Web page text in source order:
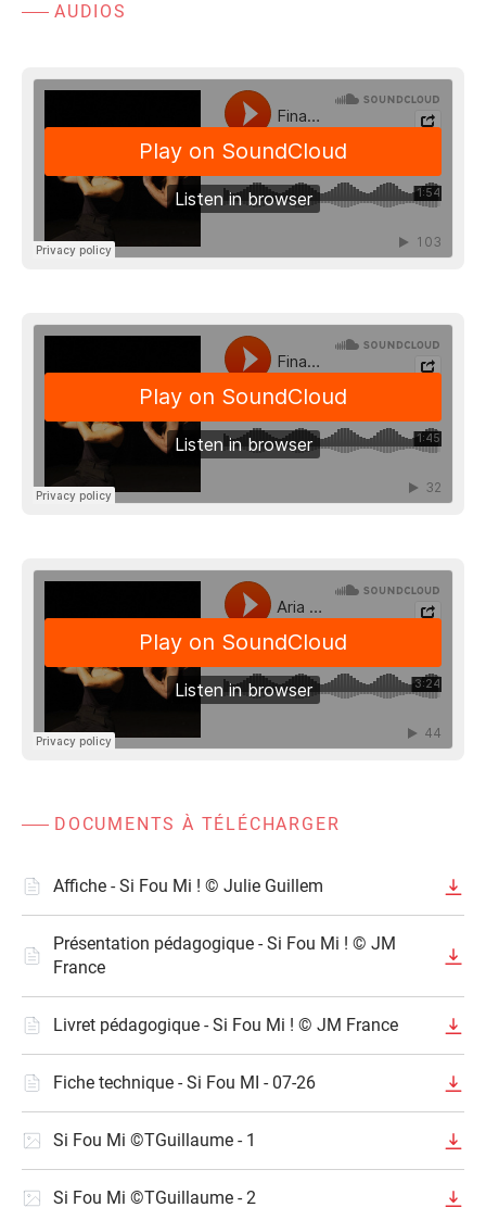
AUDIOS
DOCUMENTS À TÉLÉCHARGER
Affiche - Si Fou Mi ! © Julie Guillem
Présentation pédagogique - Si Fou Mi ! © JM
France
Livret pédagogique - Si Fou Mi ! © JM France
Fiche technique - Si Fou MI - 07-26
Si Fou Mi ©TGuillaume - 1
Si Fou Mi ©TGuillaume - 2